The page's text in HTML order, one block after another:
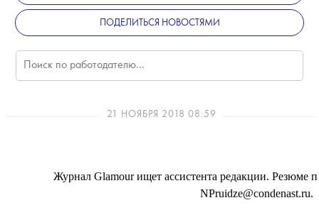
ПОДЕЛИТЬСЯ НОВОСТЯМИ
21 НОЯБРЯ 2018 08:59
Журнал Glamour ищет ассистента редакции. Резюме
NPruidze@condenast.ru.